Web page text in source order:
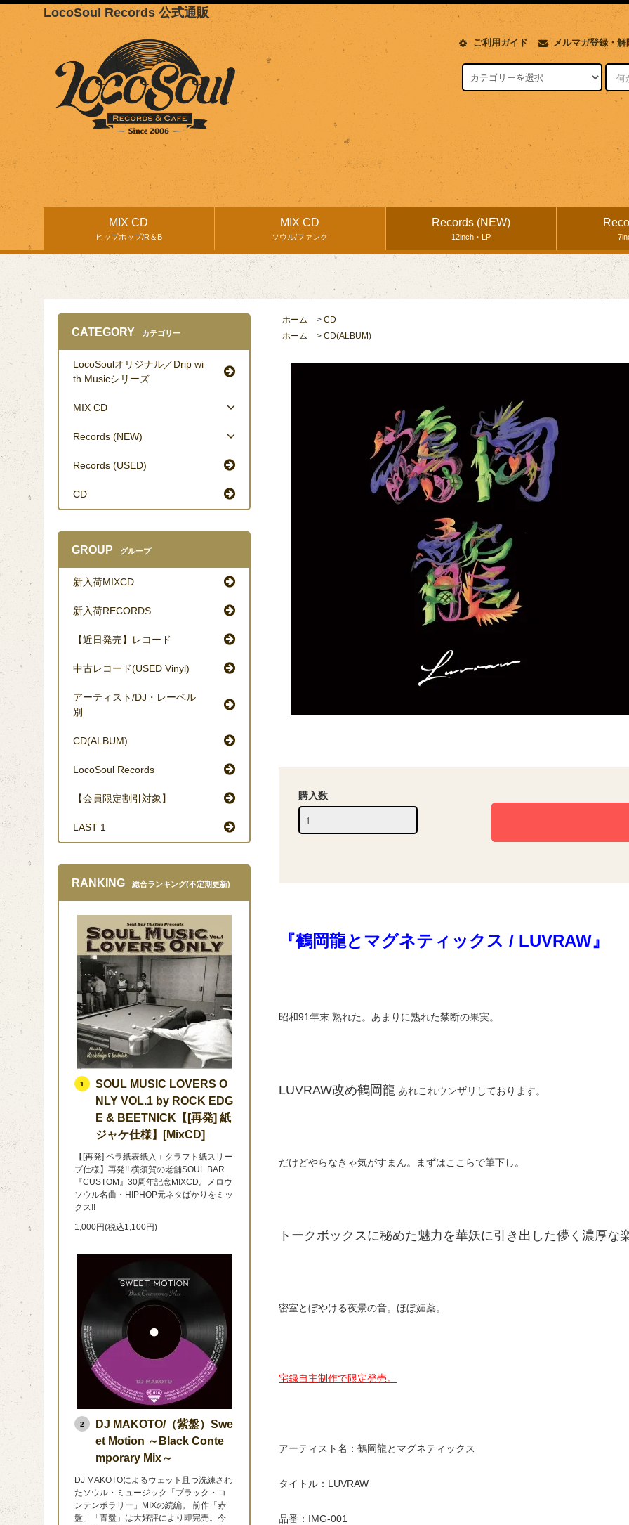
LocoSoul Records 公式通販
ご利用ガイド メルマガ登録・解
MIX CD
ヒップホップ/R＆B
MIX CD
ソウル/ファンク
Records (NEW)
12inch・LP
ホーム > CD
ホーム
> CD(ALBUM)
購入数
『鶴岡龍とマグネティックス / LUVRAW』
昭和91年末 熟れた。あまりに熟れた禁断の果実。
LUVRAW改め鶴岡龍 あれこれウンザリしております。
だけどやらなきゃ気がすまん。まずはここらで筆下し。
トークボックスに秘めた魅力を華妖に引き出した儚く濃厚な
密室とぼやける夜景の音。ほぼ媚薬。
宅録自主制作で限定発売。
アーティスト名：鶴岡龍とマグネティックス
タイトル：LUVRAW
品番：IMG-001
CATEGORY カテゴリー
LocoSoulオリジナル／Drip wi
th Musicシリーズ
MIX CD
Records (NEW)
Records (USED)
CD
GROUP グループ
新入荷MIXCD
新入荷RECORDS
【近日発売】レコード
中古レコード(USED Vinyl)
アーティスト/DJ・レーベル
別
CD(ALBUM)
LocoSoul Records
【会員限定割引対象】
LAST 1
RANKING 総合ランキング(不定期更新)
1
SOUL MUSIC LOVERS O
NLY VOL.1 by ROCK EDG
E & BEETNICK【[再発] 紙
ジャケ仕様】[MixCD]
【[再発] ペラ紙表紙入＋クラフト紙スリー
ブ仕様】再発!! 横須賀の老舗SOUL BAR
『CUSTOM』30周年記念MIXCD。メロウ
ソウル名曲・HIPHOP元ネタばかりをミッ
クス!!
1,000円(税込1,100円)
2
DJ MAKOTO/（紫盤）Swe
et Motion ～Black Conte
mporary Mix～
DJ MAKOTOによるウェット且つ洗練され
たソウル・ミュージック「ブラック・コ
ンテンポラリー」MIXの続編。 前作「赤
盤」「青盤」は大好評により即完売。今